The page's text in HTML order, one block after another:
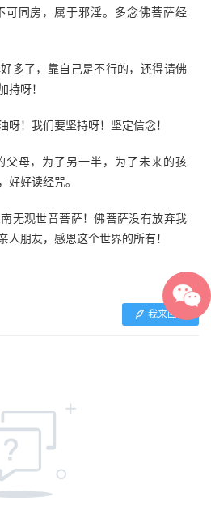
可同房，属于邪淫。多念佛菩萨经
多了，靠自己是不行的，还得请佛
持呀！
呀！我们要坚持呀！坚定信念！
父母，为了另一半，为了未来的孩
好好读经咒。
无观世音菩萨！佛菩萨没有放弃我
人朋友，感恩这个世界的所有！
我来回复